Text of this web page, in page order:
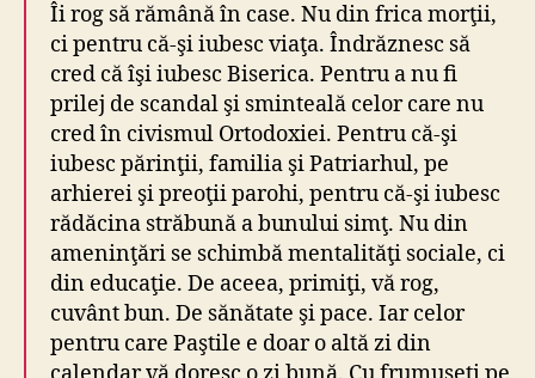
Îi rog să rămână în case. Nu din frica morţii,
ci pentru că-şi iubesc viaţa. Îndrăznesc să
cred că îşi iubesc Biserica. Pentru a nu fi
prilej de scandal şi sminteală celor care nu
cred în civismul Ortodoxiei. Pentru că-şi
iubesc părinţii, familia şi Patriarhul, pe
arhierei şi preoţii parohi, pentru că-şi iubesc
rădăcina străbună a bunului simţ. Nu din
ameninţări se schimbă mentalităţi sociale, ci
din educaţie. De aceea, primiţi, vă rog,
cuvânt bun. De sănătate şi pace. Iar celor
pentru care Paştile e doar o altă zi din